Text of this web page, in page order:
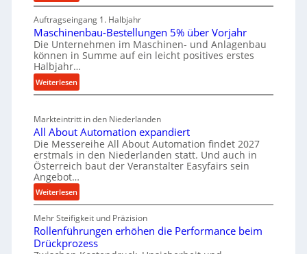
i
l
e
n
n
r
k
z
e
u
p
r
o
e
s
s
h
e
W
s
h
a
f
t
i
g
t
M
a
t
e
r
i
a
l
e
r
s
o
u
n
g
e
Auftragseingang 1. Halbjahr
Maschinenbau-Bestellungen 5% über Vorjahr
Die Unternehmen im Maschinen- und Anlagenbau
können in Summe auf ein leicht positives erstes
Halbjahr…
Weiterlesen:
M
s
c
h
i
n
e
n
a
u
Markteintritt in den Niederlanden
All About Automation expandiert
Die Messereihe All About Automation findet 2027
erstmals in den Niederlanden statt. Und auch in
Österreich baut der Veranstalter Easyfairs sein
Angebot…
Weiterlesen:
A
l
l
A
Mehr Steifigkeit und Präzision
Rollenführungen erhöhen die Performance beim
Drückprozess